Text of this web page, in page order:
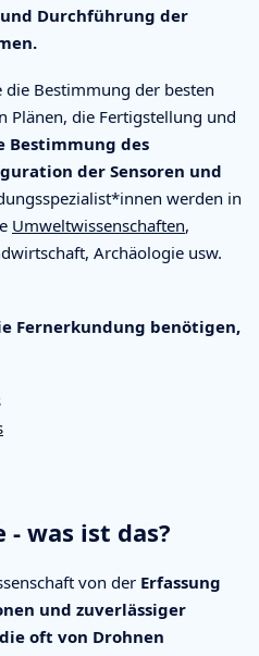
Durchführung der
Bestimmung der besten
Plänen, die Fertigstellung und
Bestimmung des
der Sensoren und
werden in
Umweltwissenschaften,
Archäologie usw.
Fernerkundung benötigen,
was ist das?
von der Erfassung
und zuverlässiger
oft von Drohnen